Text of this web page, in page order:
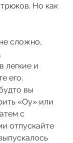
Но как
сложно,
легкие и
его.
вы
«Оу» или
с
отпускайте